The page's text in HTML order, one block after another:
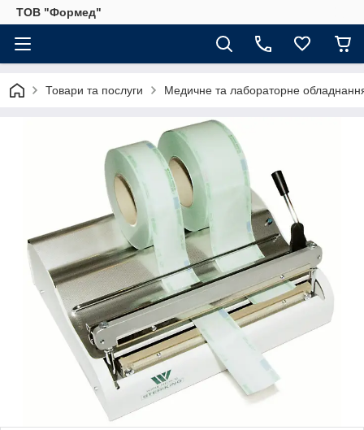
ТОВ "Формед"
Товари та послуги Медичне та лабораторне